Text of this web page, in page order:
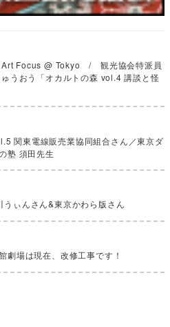
Focus @ Tokyo / 観光協会特派員
おう「オカルトの森 vol.4 講談と怪
関東電線販売業協同組合さん／東京ダ
塾 須田先生
ぃんさん&東京かわら版さん
場は現在、改修工事です！